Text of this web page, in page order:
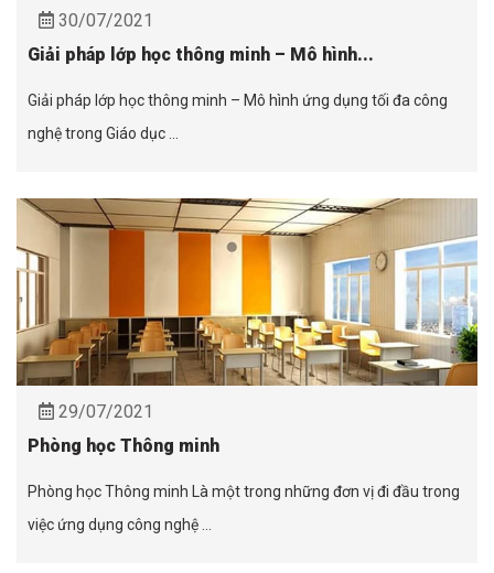
30/07/2021
Giải pháp lớp học thông minh – Mô hình...
Giải pháp lớp học thông minh – Mô hình ứng dụng tối đa công
nghệ trong Giáo dục ...
29/07/2021
Phòng học Thông minh
Phòng học Thông minh Là một trong những đơn vị đi đầu trong
việc ứng dụng công nghệ ...